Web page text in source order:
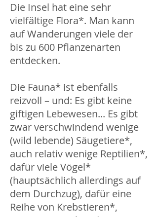
Die Insel hat eine sehr
vielfältige Flora*. Man kann
auf Wanderungen viele der
bis zu 600 Pflanzenarten
entdecken.
Die Fauna* ist ebenfalls
reizvoll – und: Es gibt keine
giftigen Lebewesen... Es gibt
zwar verschwindend wenige
(wild lebende) Säugetiere*,
auch relativ wenige Reptilien*,
dafür viele Vögel*
(hauptsächlich allerdings auf
dem Durchzug), dafür eine
Reihe von Krebstieren*,